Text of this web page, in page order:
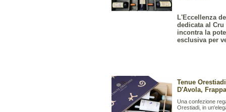
L'Eccellenza
dedicata al
incontra la
esclusiva per
Tenue
D'Avola,
Una confezione
Orestiadi, in